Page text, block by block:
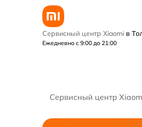
Сервисный центр Xiaomi в
Ежедневно с 9:00 до 21:00
Сервисный центр